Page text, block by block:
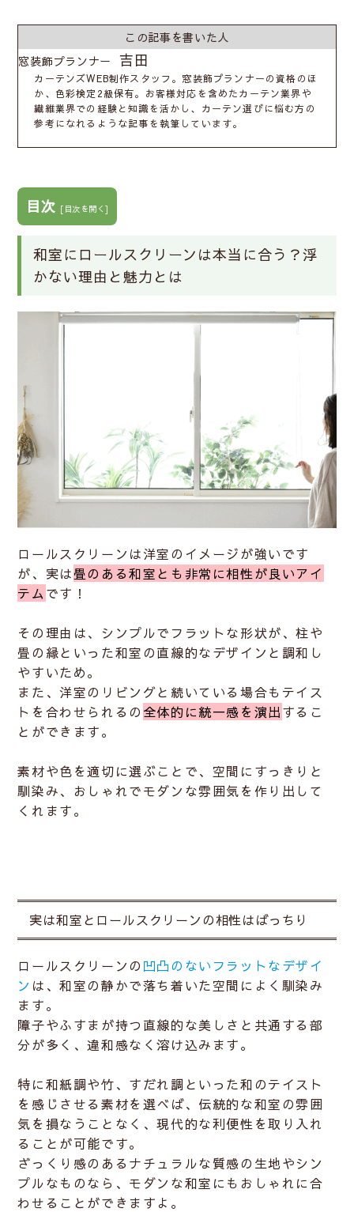
この記事を書いた人
窓装飾プランナー
吉田
カーテンズWEB制作スタッフ。窓装飾プランナーの資格のほ
か、色彩検定2級保有。お客様対応を含めたカーテン業界や
繊維業界での経験と知識を活かし、カーテン選びに悩む方の
参考になれるような記事を執筆しています。
目次 [ 目次を開く]
和室にロールスクリーンは本当に合う？浮
かない理由と魅力とは
ロールスクリーンは洋室のイメージが強いです
が、実は畳のある和室とも非常に相性が良いアイ
テム です！
その理由は、 シンプルでフラットな形状が、柱や
畳の縁といった和室の直線的なデザインと調和し
やすいため。
また、洋室のリビングと続いている場合もテイス
トを合わせられるの 全体的に統一感を演出するこ
とができます。
素材や色を適切に選ぶことで、空間にすっきりと
馴染み、 おしゃれでモダンな雰囲気を作り出して
くれます。
実は和室とロールスクリーンの相性はばっちり
ロールスクリーンの 凹凸のないフラットなデザイ
ン は、和室の静かで落ち着いた空間によく馴染み
ます。
障子やふすまが持つ 直線的な美しさ と共通する部
分が多く、違和感なく溶け込みます。
特に和紙調や竹、すだれ調といった和のテイスト
を感じさせる素材を選べば、伝統的な和室の雰囲
気を損なうことなく、現代的な利便性を取り入れ
ることが可能です。
ざっくり感のあるナチュラルな質感の生地やシン
プルなものなら、モダンな和室にもおしゃれに合
わせることができますよ。